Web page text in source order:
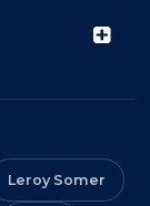
Leroy Somer